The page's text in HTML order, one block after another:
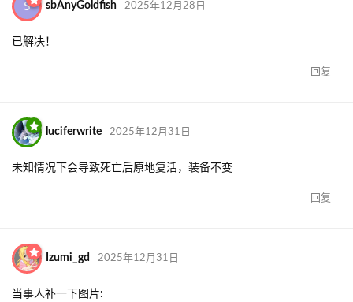
S sbAnyGoldfish 2025年12月28日
已解决！
回复
luciferwrite 2025年12月31日
未知情况下会导致死亡后原地复活，装备不变
回复
Izumi_gd 2025年12月31日
当事人补一下图片: